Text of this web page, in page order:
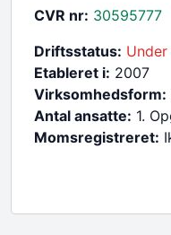
CVR nr: 30595777
Driftsstatus:
Etableret i: 2007
Virksomhedsform:
Antal ansatte: 1.
Momsregistreret: